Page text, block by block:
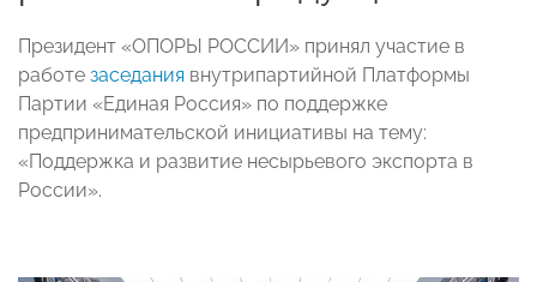
Президент «ОПОРЫ РОССИИ» принял участие в
работе заседания внутрипартийной Платформы
Партии «Единая Россия» по поддержке
предпринимательской инициативы на тему:
«Поддержка и развитие несырьевого экспорта в
России».